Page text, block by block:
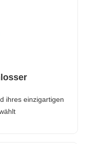
ihres einzigartigen